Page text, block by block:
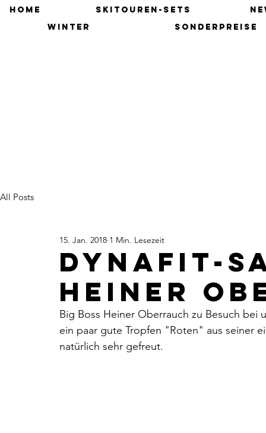
HOME
winter
SKITOUREN-SETS
SONDERPREISE
All Posts
Dynafit-
heiner
15. Jan. 2018 1 Min. Lesezeit
Big Boss Heiner Oberrauch zu Besuch
ein paar gute Tropfen "Roten" aus seiner
natürlich sehr gefreut.